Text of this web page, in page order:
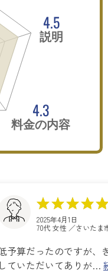
4.5
説明
4.3
料金の内容
2025年4月1日
70代 女性 ／さいたま
予算だったのですが、
していただいてありが…